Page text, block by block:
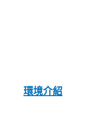
環境介紹